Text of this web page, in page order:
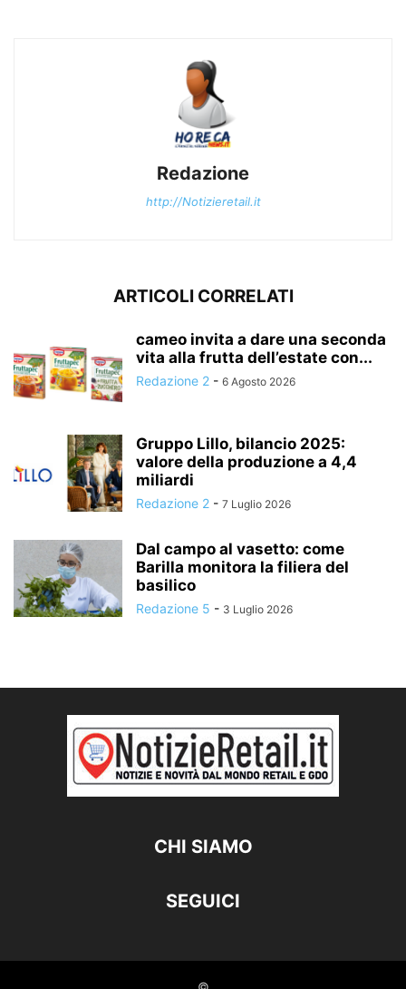
Redazione
http://Notizieretail.it
ARTICOLI CORRELATI
cameo invita a dare una seconda
vita alla frutta dell’estate con...
Redazione 2 - 6 Agosto 2026
Gruppo Lillo, bilancio 2025:
valore della produzione a 4,4
miliardi
Redazione 2 - 7 Luglio 2026
Dal campo al vasetto: come
Barilla monitora la filiera del
basilico
Redazione 5 - 3 Luglio 2026
CHI SIAMO
SEGUICI